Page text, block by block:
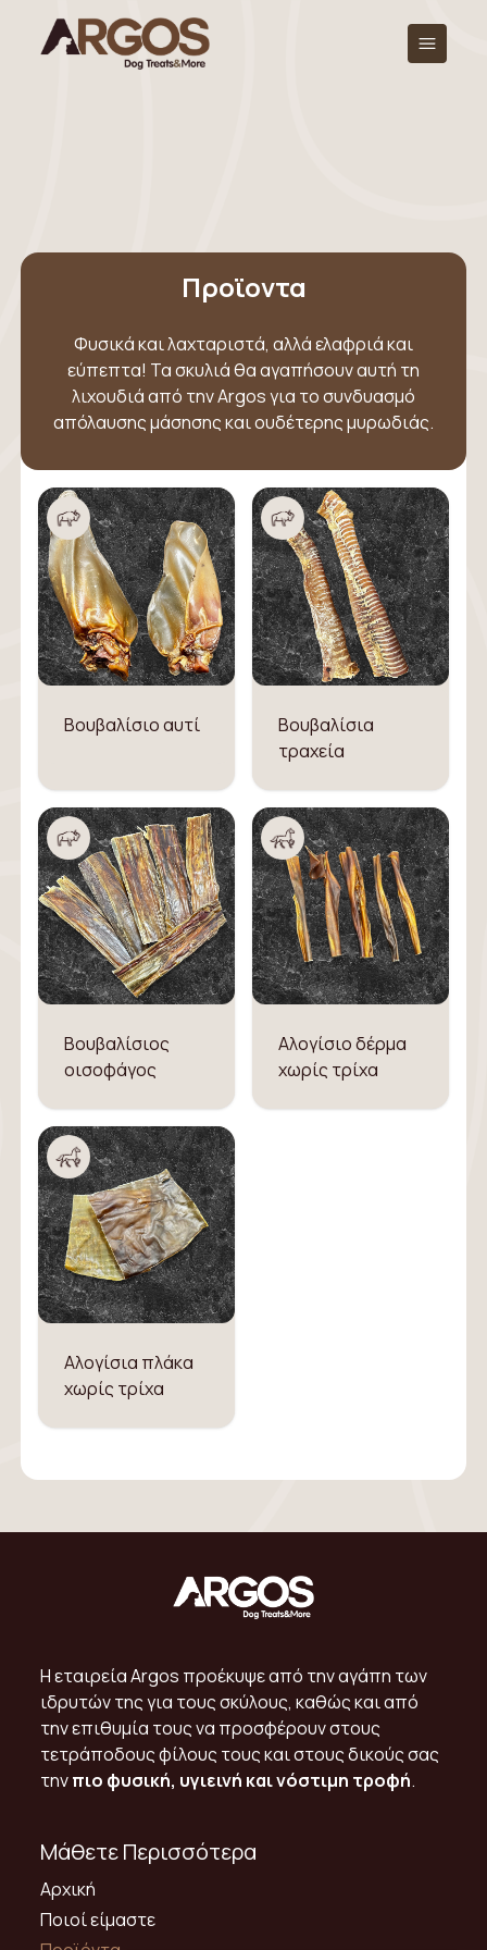
Προϊοντα
Φυσικά και λαχταριστά, αλλά ελαφριά και
εύπεπτα! Τα σκυλιά θα αγαπήσουν αυτή τη
λιχουδιά από την Argos για το συνδυασμό
απόλαυσης μάσησης και ουδέτερης μυρωδιάς.
Βουβαλίσιο αυτί
Βουβαλίσια
τραχεία
Βουβαλίσιος
οισοφάγος
Αλογίσιο δέρμα
χωρίς τρίχα
Αλογίσια πλάκα
χωρίς τρίχα
Η εταιρεία Argos προέκυψε από την αγάπη των
ιδρυτών της για τους σκύλους, καθώς και από
την επιθυμία τους να προσφέρουν στους
τετράποδους φίλους τους και στους δικούς σας
τηνπιο φυσική, υγιεινή και νόστιμη τροφή.
Μάθετε Περισσότερα
Αρχική
Ποιοί είμαστε